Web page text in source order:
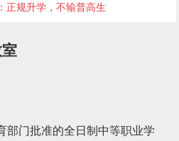
正规升学，不输普高生
部门批准的全日制中等职业学